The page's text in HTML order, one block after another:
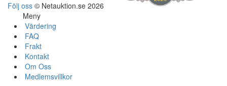
Följ oss © Netauktion.se 2026
Meny
Värdering
FAQ
Frakt
Kontakt
Om Oss
Medlemsvillkor